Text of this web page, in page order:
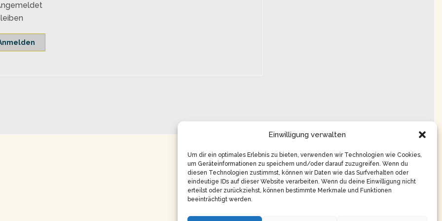
Einwilligung verwalten
Um dir ein optimales Erlebnis zu bieten, verwenden wir Technologien wie Cookies,
um Geräteinformationen zu speichern und/oder darauf zuzugreifen. Wenn du
diesen Technologien zustimmst, können wir Daten wie das Surfverhalten oder
eindeutige IDs auf dieser Website verarbeiten. Wenn du deine Einwilligung nicht
erteilst oder zurückziehst, können bestimmte Merkmale und Funktionen
beeinträchtigt werden.